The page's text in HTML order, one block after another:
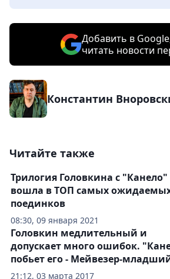
Добавить в
читать новости
Константин
Читайте также
08:30, 09 января 2021
Трилогия Головкина с "Канело"
вошла в ТОП самых
поединков
21:12, 03 марта 2017
Головкин медлительный и
допускает много ошибок.
побьет его - Мейвезер-